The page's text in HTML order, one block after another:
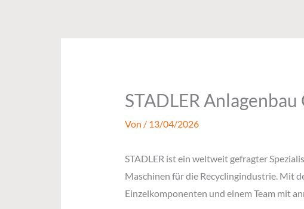
STADLER Anlagenbau
Von / 13/04/2026
STADLER ist ein weltweit gefragter
Maschinen für die Recyclingindustrie. Mit
Einzelkomponenten und einem Team mit